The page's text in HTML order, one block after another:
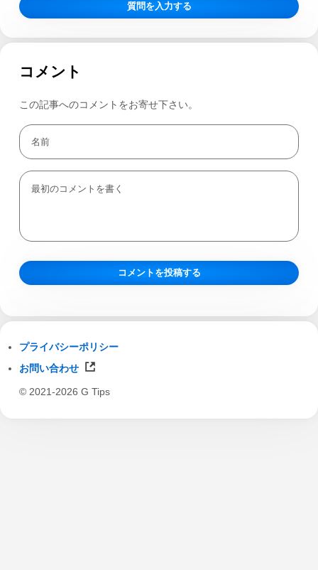
質問を入力する
コメント
この記事へのコメントをお寄せ下さい。
プライバシーポリシー
お問い合わせ
© 2021-2026 G Tips